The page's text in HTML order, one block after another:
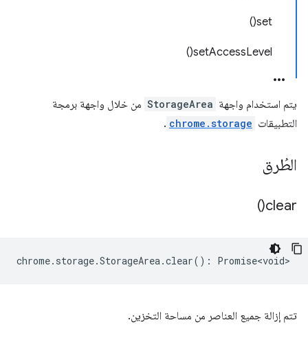
set()
setAccessLevel()
يتم استخدام واجهة StorageArea من خلال واجهة برمجة
التطبيقات chrome.storage
.
الطُرق
clear(
)
chrome. storage.StorageArea.clear() : Promise<void>
تتم إزالة جميع العناصر من مساحة التخزين.